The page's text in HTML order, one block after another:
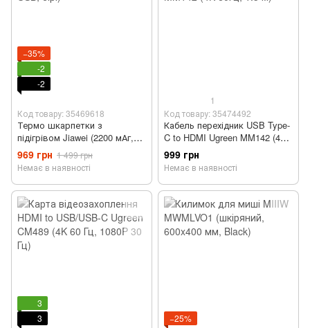
−35%
-2
-2
Код товару: 35469618
Термо шкарпетки з
підігрівом Jiawei (2200 мАг,
USB, сірі)
969 грн 1 499 грн
Немає в наявності
1
Код товару: 35474492
Кабель перехідник USB Type-
C to HDMI Ugreen MM142 (4K
60Гц, 1.5 м)
999 грн
Немає в наявності
3
3
−25%